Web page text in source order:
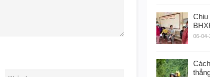
Chịu
06-04-